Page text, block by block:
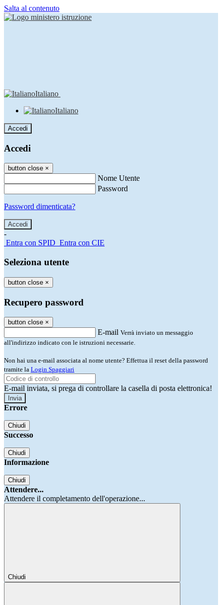
Salta al contenuto
Italiano
Italiano
Accedi
Accedi
button close ×
Nome Utente
Password
Password dimenticata?
-
Entra con SPID Entra con CIE
Seleziona utente
button close ×
Recupero password
button close ×
E-mail Verrà inviato un messaggio
all'indirizzo indicato con le istruzioni necessarie.
Non hai una e-mail associata al nome utente? Effettua il reset della password
tramite la Login Spaggiari
E-mail inviata, si prega di controllare la casella di posta elettronica!
Errore
Chiudi
Successo
Chiudi
Informazione
Chiudi
Attendere...
Attendere il completamento dell'operazione...
Chiudi